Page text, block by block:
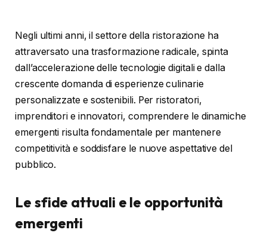
Negli ultimi anni, il settore della ristorazione ha
attraversato una trasformazione radicale, spinta
dall’accelerazione delle tecnologie digitali e dalla
crescente domanda di esperienze culinarie
personalizzate e sostenibili. Per ristoratori,
imprenditori e innovatori, comprendere le dinamiche
emergenti risulta fondamentale per mantenere
competitività e soddisfare le nuove aspettative del
pubblico.
Le sfide attuali e le opportunità
emergenti